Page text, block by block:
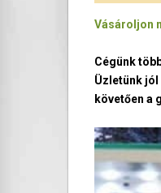
Vásároljon
Cégünk
Üzletünk
követően a